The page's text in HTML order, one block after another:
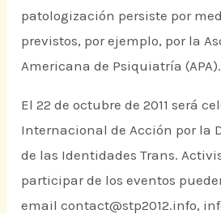
patologización persiste por
previstos, por ejemplo, por la
Americana de Psiquiatría (APA).
El 22 de octubre de 2011 será
Internacional de Acción por la
de las Identidades Trans.
participar de los eventos
email contact@stp2012.info,